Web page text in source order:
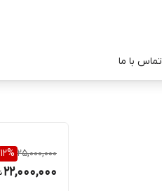
تماس با ما
25,000,000
12%
22,000,000